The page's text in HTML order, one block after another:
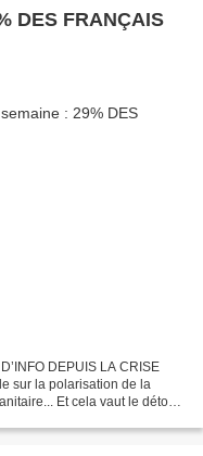
DES FRANÇAIS
DEPUIS LA CRISE
sur la polarisation de la
Et cela vaut le détour